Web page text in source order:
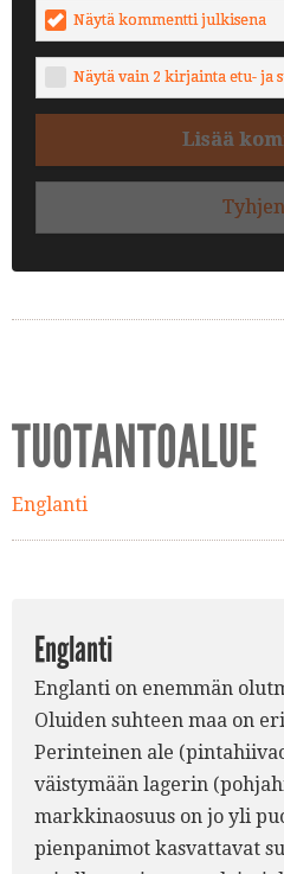
Näytä kommentti julkisena
Näytä vain 2 kirjainta etu- ja
Lisää
TUOTANTOALUE
Englanti
Englanti
Englanti on enemmän
Oluiden suhteen maa on
Perinteinen ale
väistymään lagerin
markkinaosuus on jo yli
pienpanimot kasvattavat